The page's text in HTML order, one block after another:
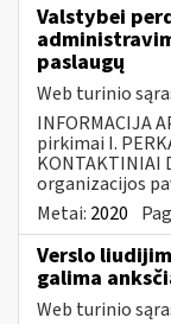
Valstybei
paslaugų
Web turinio
INFORMACIJA
pirkimai I.
KONTAKTINIAI
organizacijos
Metai: 2020
Verslo
galima
Web turinio